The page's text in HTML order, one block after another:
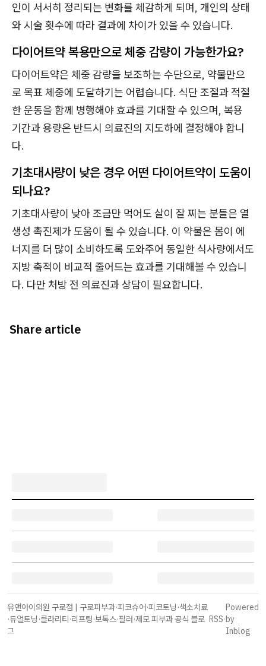
인이 서서히 정리되는 변화를 체감하게 되며, 개인의 상태
와 시술 횟수에 따라 결과에 차이가 있을 수 있습니다.
다이어트약 복용만으로 체중 감량이 가능한가요?
다이어트약은 체중 감량을 보조하는 수단으로, 약물만으
로 목표 체중에 도달하기는 어렵습니다. 식단 조절과 적절
한 운동을 함께 병행해야 효과를 기대할 수 있으며, 복용
기간과 용량은 반드시 의료진의 지도하에 결정해야 합니
다.
기초대사량이 낮은 경우 어떤 다이어트약이 도움이
되나요?
기초대사량이 낮아 조금만 먹어도 살이 잘 찌는 분들은 열
생성 촉진제가 도움이 될 수 있습니다. 이 약물은 몸이 에
너지를 더 많이 소비하도록 도와주어 동일한 식사량에서도
지방 축적이 비교적 줄어드는 효과를 기대해볼 수 있습니
다. 다만 처방 전 의료진과 상담이 필요합니다.
Share article
유앤아이의원 구로점 | 구로피부과·피코슈어·피코토닝·색소치료
·듀얼토닝·클라리티·리프팅·보톡스·필러·제모 피부과 공식 블로
그
RSS·
Powered
by
Inblog